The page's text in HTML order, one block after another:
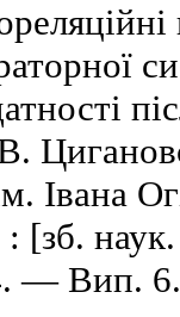
Івана
: [зб.
— Вип.